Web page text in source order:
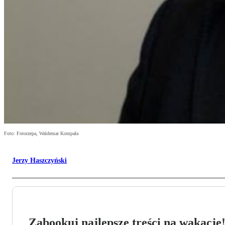
Foto: Fotorzepa, Waldemar Kompała
Jerzy Haszczyński